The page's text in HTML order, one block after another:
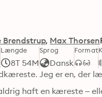
Brendstrup Max Thorsen
Længde
8T 54M
Sprog
Dansk
Format
Jeg er en, der
haft en kæreste –